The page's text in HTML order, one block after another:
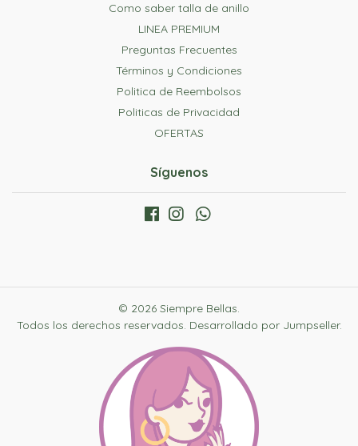
Como saber talla de anillo
LINEA PREMIUM
Preguntas Frecuentes
Términos y Condiciones
Politica de Reembolsos
Politicas de Privacidad
OFERTAS
Síguenos
© 2026 Siempre Bellas.
Todos los derechos reservados. Desarrollado por Jumpseller.